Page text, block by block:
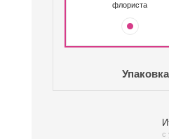
флориста
с